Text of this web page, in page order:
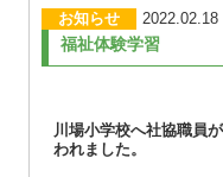
お知らせ 2022.02.18
福祉体験学習
川場小学校へ社協職員
われました。